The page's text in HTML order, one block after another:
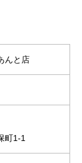
んと店
町1-1